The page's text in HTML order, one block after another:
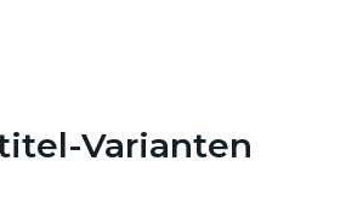
Varianten